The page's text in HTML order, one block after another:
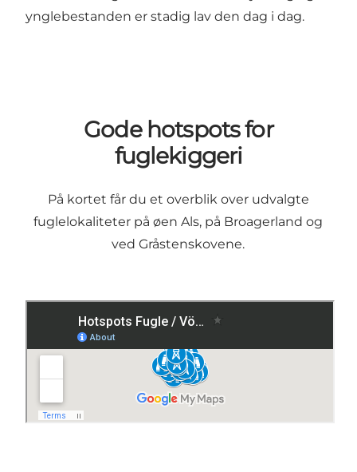
ynglebestanden er stadig lav den dag i dag.
Gode hotspots for
fuglekiggeri
På kortet får du et overblik over udvalgte
fuglelokaliteter på øen Als, på Broagerland og
ved Gråstenskovene.